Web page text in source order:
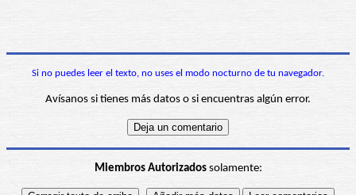
Si no puedes leer el texto, no uses el modo nocturno de tu navegador.
Avísanos si tienes más datos o si encuentras algún error.
Miembros Autorizadossolamente: